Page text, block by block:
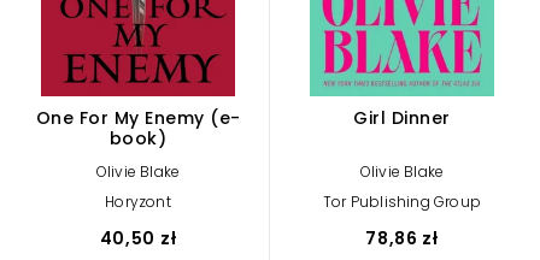
One For My Enemy (e-
book)
Olivie Blake
Horyzont
40,50 zł
Girl Dinner
Olivie Blake
Tor Publishing Group
78,86 zł